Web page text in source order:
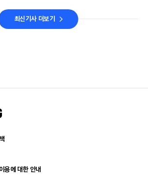
최신기사 더보기
용에 대한 안내